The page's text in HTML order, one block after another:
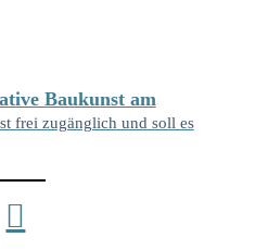
Baukunst am
frei zugänglich und soll es